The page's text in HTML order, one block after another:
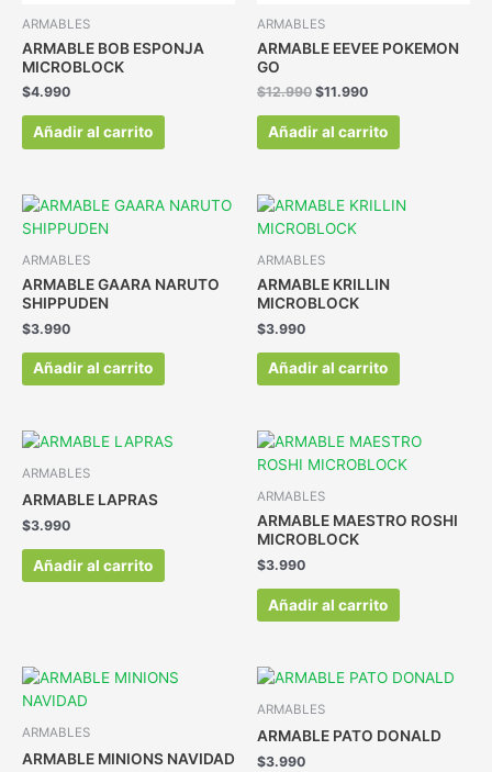
ARMABLES
ARMABLE BOB ESPONJA
MICROBLOCK
$4.990
Añadir al carrito
ARMABLES
ARMABLE EEVEE POKEMON
GO
$12.990 $11.990
Añadir al carrito
ARMABLES
ARMABLE GAARA NARUTO
SHIPPUDEN
$3.990
Añadir al carrito
ARMABLES
ARMABLE KRILLIN
MICROBLOCK
$3.990
Añadir al carrito
ARMABLES
ARMABLE LAPRAS
$3.990
Añadir al carrito
ARMABLES
ARMABLE MAESTRO ROSHI
MICROBLOCK
$3.990
Añadir al carrito
ARMABLES
ARMABLE MINIONS NAVIDAD
ARMABLES
ARMABLE PATO DONALD
$3.990